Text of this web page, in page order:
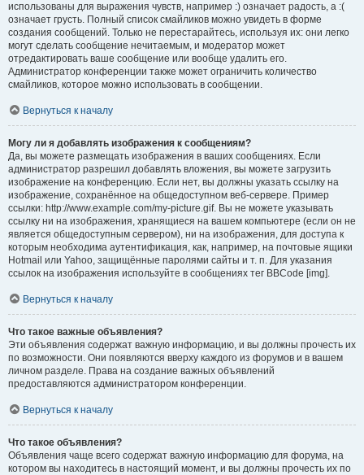
использованы для выражения чувств, например :) означает радость, а :(
означает грусть. Полный список смайликов можно увидеть в форме
создания сообщений. Только не перестарайтесь, используя их: они легко
могут сделать сообщение нечитаемым, и модератор может
отредактировать ваше сообщение или вообще удалить его.
Администратор конференции также может ограничить количество
смайликов, которое можно использовать в сообщении.
Вернуться к началу
Могу ли я добавлять изображения к сообщениям?
Да, вы можете размещать изображения в ваших сообщениях. Если
администратор разрешил добавлять вложения, вы можете загрузить
изображение на конференцию. Если нет, вы должны указать ссылку на
изображение, сохранённое на общедоступном веб-сервере. Пример
ссылки: http://www.example.com/my-picture.gif. Вы не можете указывать
ссылку ни на изображения, хранящиеся на вашем компьютере (если он не
является общедоступным сервером), ни на изображения, для доступа к
которым необходима аутентификация, как, например, на почтовые ящики
Hotmail или Yahoo, защищённые паролями сайты и т. п. Для указания
ссылок на изображения используйте в сообщениях тег BBCode [img].
Вернуться к началу
Что такое важные объявления?
Эти объявления содержат важную информацию, и вы должны прочесть их
по возможности. Они появляются вверху каждого из форумов и в вашем
личном разделе. Права на создание важных объявлений
предоставляются администратором конференции.
Вернуться к началу
Что такое объявления?
Объявления чаще всего содержат важную информацию для форума, на
котором вы находитесь в настоящий момент, и вы должны прочесть их по